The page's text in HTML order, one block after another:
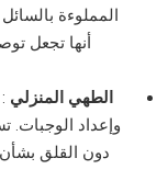
المملوءة
أنها تجعل
الطهي المنزلي
وإعداد الوجبات.
دون القلق بشأن